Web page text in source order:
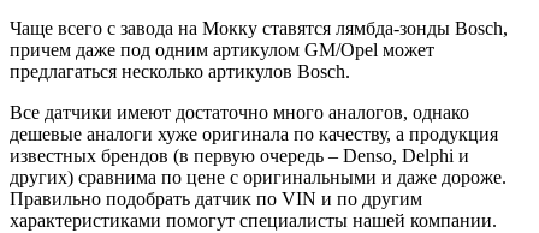
Чаще всего с завода на Мокку ставятся лямбда-зонды Bosch,
причем даже под одним артикулом GM/Opel может
предлагаться несколько артикулов Bosch.
Все датчики имеют достаточно много аналогов, однако
дешевые аналоги хуже оригинала по качеству, а продукция
известных брендов (в первую очередь – Denso, Delphi и
других) сравнима по цене с оригинальными и даже дороже.
Правильно подобрать датчик по VIN и по другим
характеристиками помогут специалисты нашей компании.